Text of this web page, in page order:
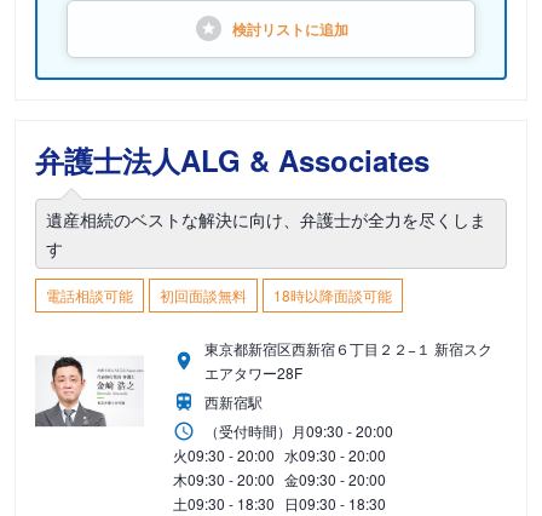
検討リストに追加
弁護士法人ALG & Associates
遺産相続のベストな解決に向け、弁護士が全力を尽くしま
す
電話相談可能 初回面談無料 18時以降面談可能
東京都新宿区西新宿６丁目２２−１ 新宿スク
エアタワー28F
西新宿駅
（受付時間） 月09:30 - 20:00
火09:30 - 20:00 水09:30 - 20:00
木09:30 - 20:00 金09:30 - 20:00
土09:30 - 18:30 日09:30 - 18:30